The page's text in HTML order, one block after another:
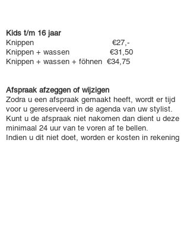
Kids t/m 16 jaar
Knippen €27,-
Knippen + wassen €31,50
Knippen + wassen + föhnen €34,75
Afspraak afzeggen of wijzigen
Zodra u een afspraak gemaakt heeft, wordt er tijd
voor u gereserveerd in de agenda van uw stylist.
Kunt u de afspraak niet nakomen dan dient u deze
minimaal 24 uur van te voren af te bellen.
Indien u dit niet doet, worden er kosten in rekening